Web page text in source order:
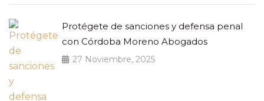
Protégete de sanciones y defensa penal
con Córdoba Moreno Abogados
27 Noviembre, 2025